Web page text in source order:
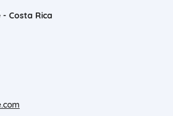
Costa Rica